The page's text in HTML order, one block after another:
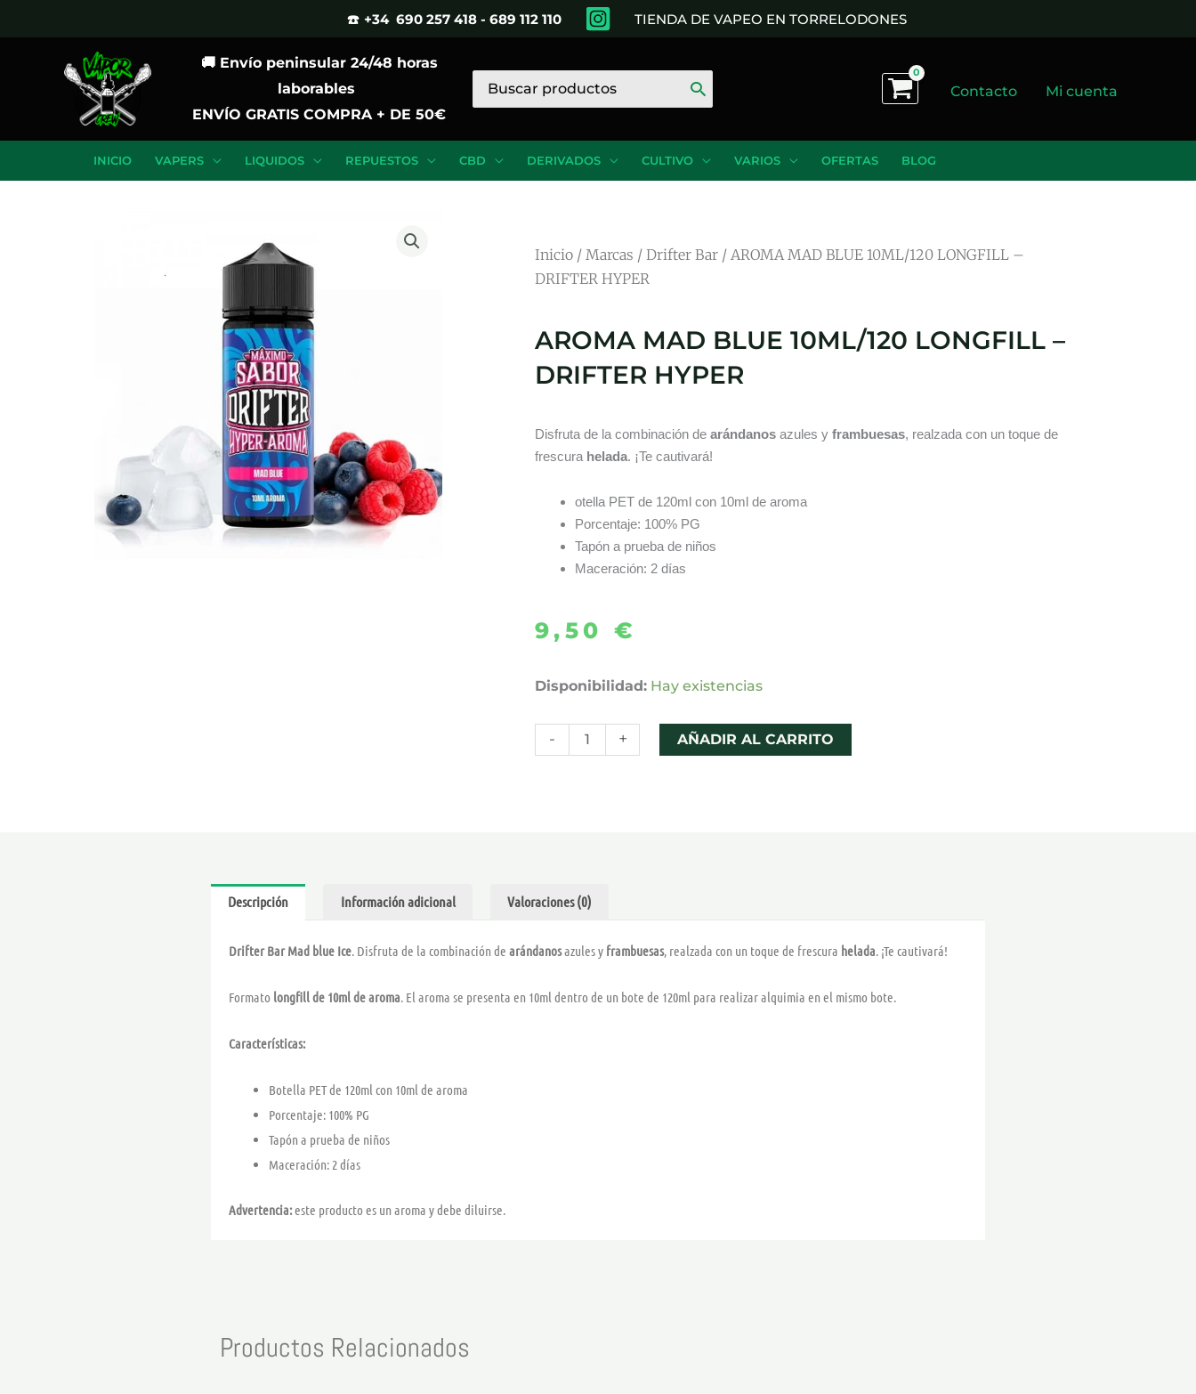
contenido
☎️ +34 690 257 418 - 689 112 110 TIENDA DE VAPEO EN TORRELODONES
🚚 Envío peninsular 24/48 horas
laborables
ENVÍO GRATIS COMPRA + DE 50€
Buscar
por:
Contacto Mi cuenta
INICIO VAPERS LIQUIDOS REPUESTOS CBD DERIVADOS CULTIVO VARIOS OFERTAS BLOG
Inicio / Marcas / Drifter Bar / AROMA MAD BLUE 10ML/120 LONGFILL –
DRIFTER HYPER
AROMA MAD BLUE 10ML/120 LONGFILL –
DRIFTER HYPER
Disfruta de la combinación de arándanos azules y frambuesas, realzada con un toque de
frescura helada. ¡Te cautivará!
otella PET de 120ml con 10ml de aroma
Porcentaje: 100% PG
Tapón a prueba de niños
Maceración: 2 días
9,50 €
Disponibilidad: Hay existencias
-
AROMA
BLUE
cantidad
+ AÑADIR AL CARRITO
Descripción Información adicional Valoraciones (0)
Drifter Bar Mad blue Ice. Disfruta de la combinación de arándanosazules y frambuesas, realzada con un toque de frescura helada. ¡Te cautivará!
Formato longfill de 10ml de aroma. El aroma se presenta en 10ml dentro de un bote de 120ml para realizar alquimia en el mismo bote.
Características:
Botella PET de 120ml con 10ml de aroma
Porcentaje: 100% PG
Tapón a prueba de niños
Maceración: 2 días
Advertencia:este producto es un aroma y debe diluirse.
Productos Relacionados